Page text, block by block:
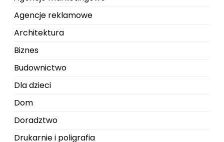
Agencje reklamowe
Architektura
Biznes
Budownictwo
Dla dzieci
Dom
Doradztwo
Drukarnie i poligrafia